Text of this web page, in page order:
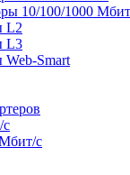
10/100/1000
L2
L3
Smart
с
c